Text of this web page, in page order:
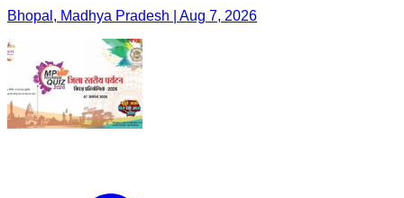
Bhopal, Madhya Pradesh | Aug 7, 2026